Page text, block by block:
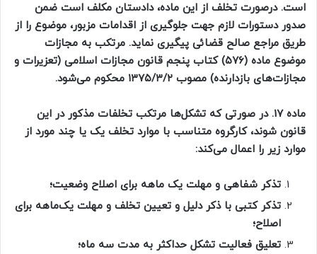
است. درصورت تخلف از این ماده، دادستان مکلف است ضمن
صدور دستورات لازم جهت جلوگیری از اقدامات مزبور، موضوع را از
طریق مراجع صالح قضائی پیگیری نماید. مرتکب به مجازات
موضوع ماده (۵۷۶) کتاب پنجم قانون مجازات اسلامی (تعزیرات و
مجازات‌های بازدارنده) مصوب ۱۳۷۵/۳/۲ محکوم می‌شود.
ماده 17. در صورتی که تشکل‌ها مرتکب تخلفات مذکور در این
قانون شوند، کارگروه متناسب با موارد تخلف یک یا چند مورد از
موارد زیر را اعمال می‌کند:
تذکر شفاهی و مهلت یک ماهه برای اصلاح وضعیت‌؛
تذکر کتبی با ذکر دلیل و تعیین تخلف و مهلت یک‌ماهه برای
اصلاح؛
تعلیق فعالیت تشکل حداکثر به مدت سه ماه؛